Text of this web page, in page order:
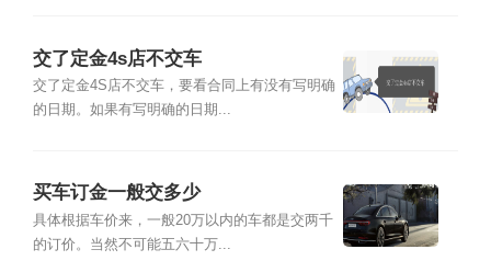
交了定金4s店不交车
交了定金4S店不交车，要看合同上有没有写明确
的日期。如果有写明确的日期...
买车订金一般交多少
具体根据车价来，一般20万以内的车都是交两千
的订价。当然不可能五六十万...